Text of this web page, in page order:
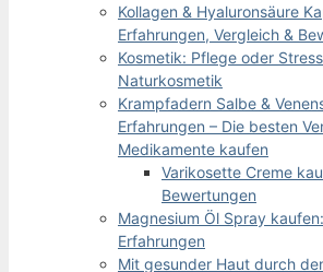
Kollagen & Hyaluronsäure
Erfahrungen, Vergleich &
Kosmetik: Pflege oder
Naturkosmetik
Krampfadern Salbe &
Erfahrungen – Die besten
Medikamente kaufen
Varikosette Creme
Bewertungen
Magnesium Öl Spray
Erfahrungen
Mit gesunder Haut durch